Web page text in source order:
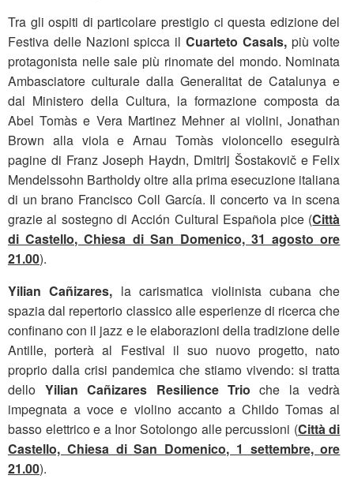
Tra gli ospiti di particolare prestigio ci questa edizione del
Festiva delle Nazioni spicca ilCuarteto Casals, più volte
protagonista nelle sale più rinomate del mondo. Nominata
Ambasciatore culturale dalla Generalitat de Catalunya e
dal Ministero della Cultura, la formazione composta da
Abel Tomàs e Vera Martinez Mehner ai violini, Jonathan
Brown alla viola e Arnau Tomàs violoncello eseguirà
pagine di Franz Joseph Haydn, Dmitrij Šostakovič e Felix
Mendelssohn Bartholdy oltre alla prima esecuzione italiana
di un brano Francisco Coll García. Il concerto va in scena
grazie al sostegno di Acción Cultural Española pice (Città
di Castello, Chiesa di San Domenico, 31 agosto ore
21.00).
Yilian Cañizares, la carismatica violinista cubana che
spazia dal repertorio classico alle esperienze di ricerca che
confinano con il jazz e le elaborazioni della tradizione delle
Antille, porterà al Festival il suo nuovo progetto, nato
proprio dalla crisi pandemica che stiamo vivendo: si tratta
dello Yilian Cañizares Resilience Trio che la vedrà
impegnata a voce e violino accanto a Childo Tomas al
basso elettrico e a Inor Sotolongo alle percussioni (Città di
Castello, Chiesa di San Domenico, 1 settembre, ore
21.00).